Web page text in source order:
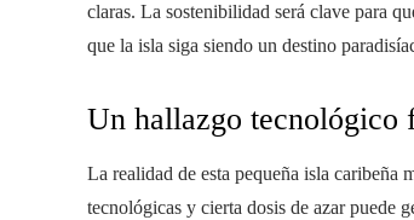
claras. La sostenibilidad será clave para
que la isla siga siendo un destino
Un hallazgo tecnológico
La realidad de esta pequeña isla
tecnológicas y cierta dosis de azar puede